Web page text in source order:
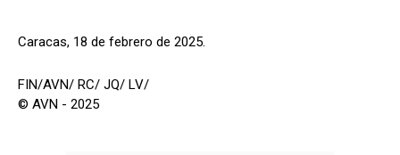
Caracas, 18 de febrero de 2025.
FIN/AVN/ RC/ JQ/ LV/
© AVN - 2025